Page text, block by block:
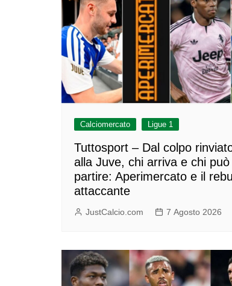
Calciomercato Ligue 1
Tuttosport – Dal colpo
alla Juve, chi arriva e chi può
partire: Aperimercato e il
attaccante
JustCalcio.com 7 Agosto 2026